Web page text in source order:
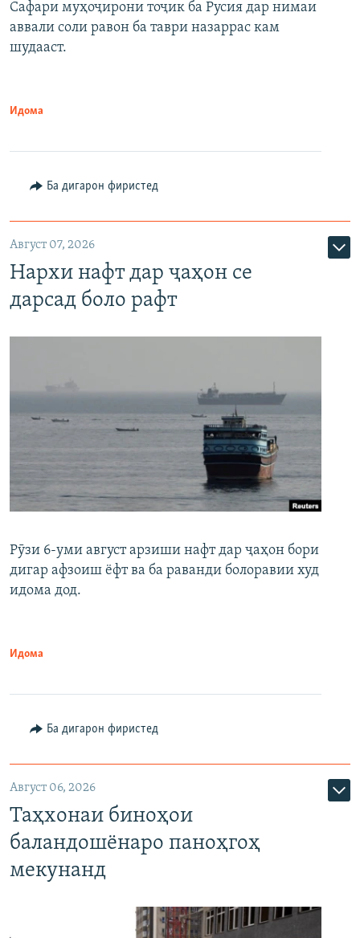
Сафари муҳоҷирони тоҷик ба Русия дар нимаи
аввали соли равон ба таври назаррас кам
шудааст.
Идома
Ба дигарон фиристед
Август 07, 2026
Нархи нафт дар ҷаҳон се
дарсад боло рафт
Рӯзи 6-уми август арзиши нафт дар ҷаҳон бори
дигар афзоиш ёфт ва ба раванди болоравии худ
идома дод.
Идома
Ба дигарон фиристед
Август 06, 2026
Таҳхонаи биноҳои
баландошёнаро паноҳгоҳ
мекунанд